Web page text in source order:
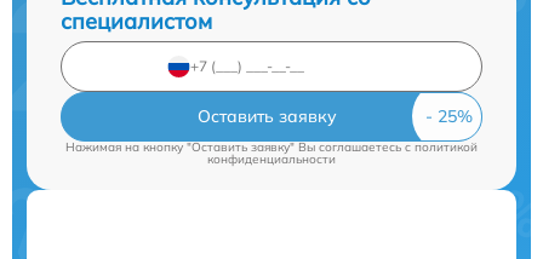
специалистом
Оставить заявку
Нажимая на кнопку "Оставить заявку" Вы соглашаетесь cполитикой
конфиденциальности